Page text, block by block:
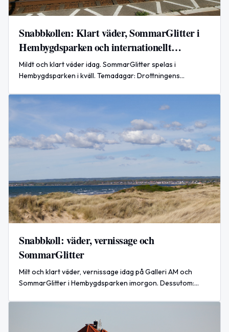
Snabbkollen: Klart väder, SommarGlitter i
Hembygdsparken och internationellt
försvarssamarbete
Mildt och klart väder idag. SommarGlitter spelas i
Hembygdsparken i kväll. Temadagar: Drottningens
Globalt: nytt försvarsavtal undertecknat.
Snabbkoll: väder, vernissage och
SommarGlitter
Milt och klart väder, vernissage idag på Galleri AM och
SommarGlitter i Hembygdsparken imorgon. Dessutom: